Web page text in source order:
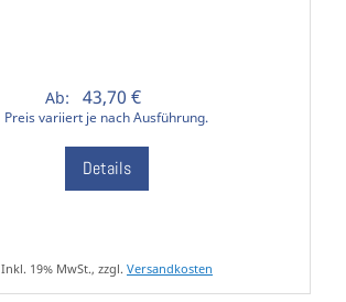
Ab: 43,70 €
Preis variiert je nach Ausführung.
Details
Inkl. 19% MwSt., zzgl. Versandkosten